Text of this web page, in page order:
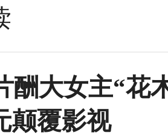
酬大女主“花
颠覆影视